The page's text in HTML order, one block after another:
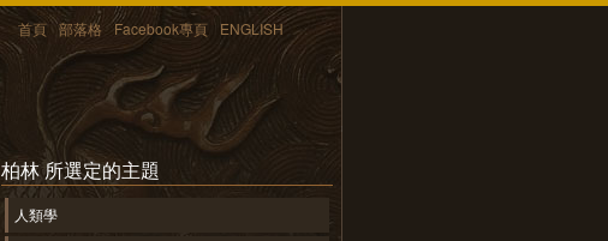
首頁 部落格 Facebook專頁 ENGLISH
柏林 所選定的主題
人類學